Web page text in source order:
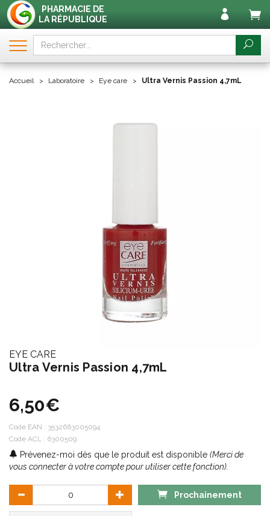
PHARMACIE DE
LA RÉPUBLIQUE
Accueil Laboratoire Eye care Ultra Vernis Passion 4,7mL
EYE CARE
Ultra Vernis Passion 4,7mL
6,50€
Code EAN : 3532663005094
Code ACL : 6300509
Prévenez-moi dès que le produit est disponible (Merci de
vous connecter à votre compte pour utiliser cette fonction).
Prochainement